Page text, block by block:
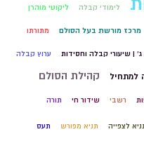
לימודי קבלה ליקוטי מוהרן
מרכז מורשת בעל הסולם מתורתו
| שיעורי קבלה וחסידות ערוץ קבלה
למתחיל קהילת הסולם
רשבי שידור חי תורה
לצפייה תניא מפורש תעס